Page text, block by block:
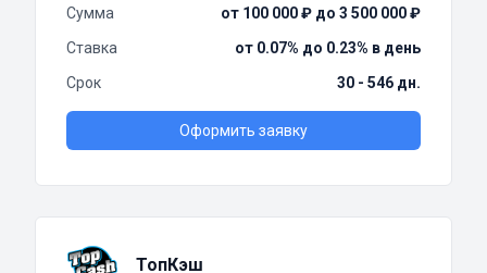
Сумма
от 100 000 ₽ до 3 500 000 ₽
Ставка
от 0.07% до 0.23% в день
Срок
30 - 546 дн.
Оформить заявку
ТопКэш